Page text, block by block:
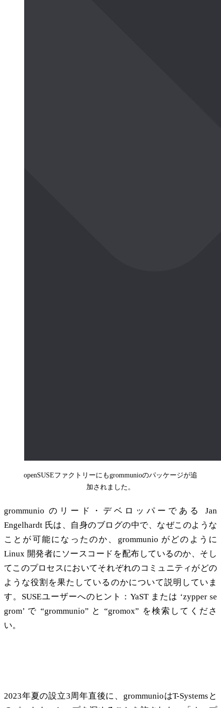
openSUSEファクトリーにもgrommunioのパッケージが追
加されました。
grommunio のリード・デベロッパーである Jan
Engelhardt 氏は、自身のブログの中で、なぜこのような
ことが可能になったのか、grommunio がどのように
Linux 開発者にソースコードを配布しているのか、そし
てこのプロセスにおいてそれぞれのコミュニティがどの
ような役割を果たしているのかについて説明していま
す。SUSEユーザーへのヒント：YaST または ‘zypper se
grom’ で “grommunio” と “gromox” を検索してくださ
い。
2023年夏の設立3周年直後に、grommunioはT-Systemsと